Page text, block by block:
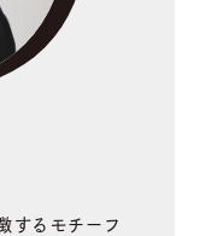
するモチーフ